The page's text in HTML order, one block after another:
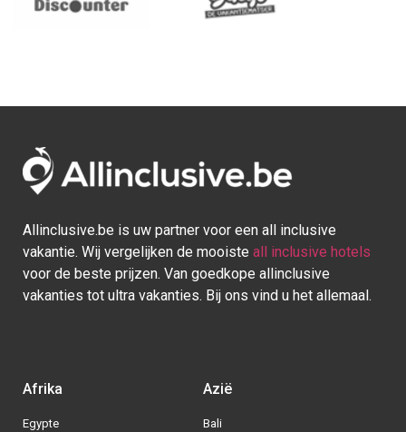
Allinclusive.be is uw partner voor een all inclusive
vakantie. Wij vergelijken de mooiste all inclusive hotels
voor de beste prijzen. Van goedkope allinclusive
vakanties tot ultra vakanties. Bij ons vind u het allemaal.
Afrika
Egypte
Azië
Bali